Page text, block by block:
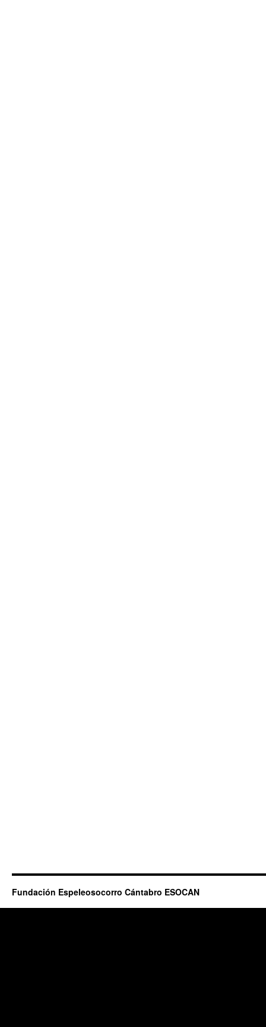
Fundación Espeleosocorro Cántabro ESOCAN